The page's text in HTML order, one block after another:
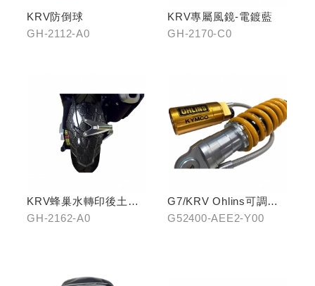
KRV防倒球
GH-2112-A0
KRV專屬風鏡-電鍍藍
GH-2170-C0
KRV蜂巢水轉印後土除
(鈦灰色)
GH-2162-A0
G7/KRV Ohlins可調避
震器
G52400-AEE2-Y00